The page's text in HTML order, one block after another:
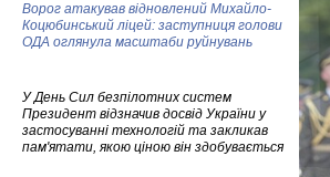
Ворог атакував відновлений Михайло-
Коцюбинський ліцей: заступниця голови
ОДА оглянула масштаби руйнувань
У День Сил безпілотних систем
Президент відзначив досвід України у
застосуванні технологій та закликав
пам'ятати, якою ціною він здобувається